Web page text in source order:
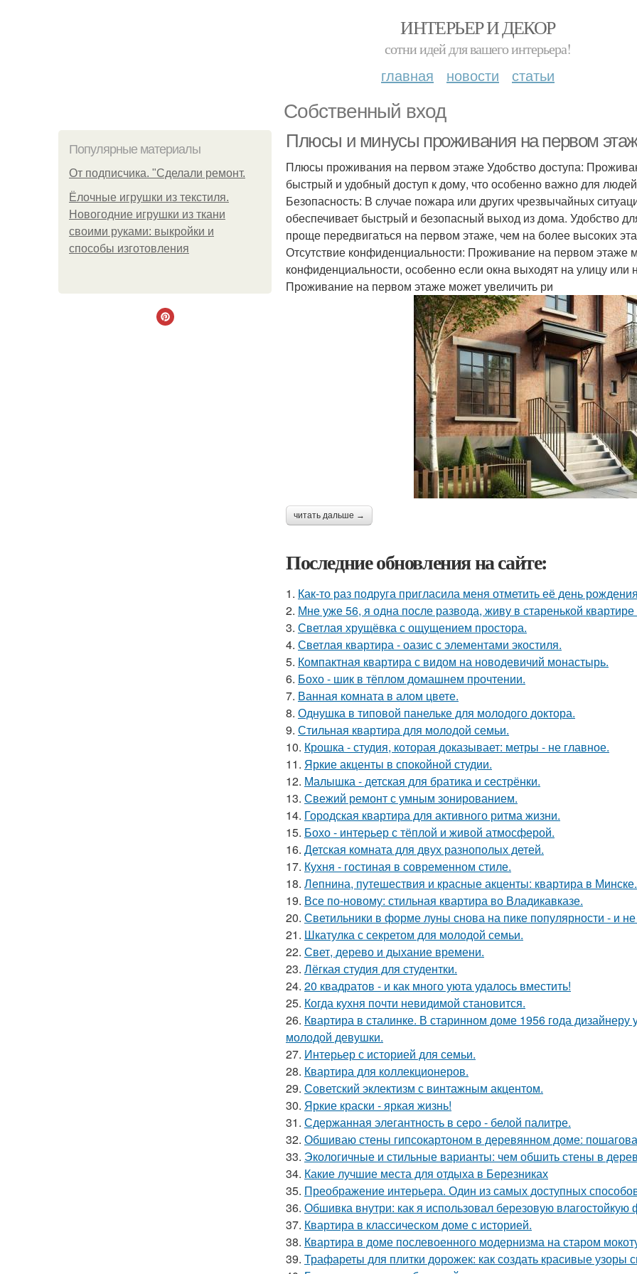
ИНТЕРЬЕР И ДЕКОР
сотни идей для вашего интерьера!
главная новости статьи
Coбcтвeнный вход
Популярные материалы
От подписчика. "Сделали ремонт.
Ёлочные игрушки из текстиля.
Новогодние игрушки из ткани
своими руками: выкройки и
способы изготовления
Плюсы и минусы проживания на первом
Плюсы проживания на первом этаже Удобство доступа:
быстрый и удобный доступ к дому, что особенно важно для
Безопасность: В случае пожара или других чрезвычайных
обеспечивает быстрый и безопасный выход из дома. Удобство
проще передвигаться на первом этаже, чем на более высоких
Отсутствие конфиденциальности: Проживание на первом этаже
конфиденциальности, особенно если окна выходят на улицу или
Проживание на первом этаже может увеличить ри
читать дальше →
Последние обновления на сайте:
1. Как-то раз подруга пригласила меня отметить её день
2. Мне уже 56, я одна после развода, живу в старенькой квартире
3. Светлая хрущёвка с ощущением простора.
4. Светлая квартира - оазис с элементами экостиля.
5. Компактная квартира с видом на новодевичий монастырь.
6. Бохо - шик в тёплом домашнем прочтении.
7. Ванная комната в алом цвете.
8. Однушка в типовой панельке для молодого доктора.
9. Стильная квартира для молодой семьи.
10. Крошка - студия, которая доказывает: метры - не главное.
11. Яркие акценты в спокойной студии.
12. Малышка - детская для братика и сестрёнки.
13. Свежий ремонт с умным зонированием.
14. Городская квартира для активного ритма жизни.
15. Бохо - интерьер с тёплой и живой атмосферой.
16. Детская комната для двух разнополых детей.
17. Кухня - гостиная в современном стиле.
18. Лепнина, путешествия и красные акценты: квартира в Минске.
19. Все по-новому: стильная квартира во Владикавказе.
20. Светильники в форме луны снова на пике популярности - и
21. Шкатулка с секретом для молодой семьи.
22. Свет, дерево и дыхание времени.
23. Лёгкая студия для студентки.
24. 20 квадратов - и как много уюта удалось вместить!
25. Когда кухня почти невидимой становится.
26. Квартира в сталинке. В старинном доме 1956 года
молодой девушки.
27. Интерьер с историей для семьи.
28. Квартира для коллекционеров.
29. Советский эклектизм с винтажным акцентом.
30. Яркие краски - яркая жизнь!
31. Сдержанная элегантность в серо - белой палитре.
32. Обшиваю стены гипсокартоном в деревянном доме:
33. Экологичные и стильные варианты: чем обшить стены в
34. Какие лучшие места для отдыха в Березниках
35. Преображение интерьера. Один из самых доступных
36. Обшивка внутри: как я использовал березовую
37. Квартира в классическом доме с историей.
38. Квартира в доме послевоенного модернизма на старом
39. Трафареты для плитки дорожек: как создать красивые узоры